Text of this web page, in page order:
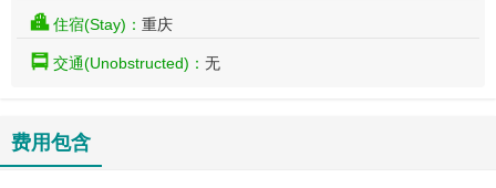
住宿(Stay)： 重庆
交通(Unobstructed)： 无
费用包含